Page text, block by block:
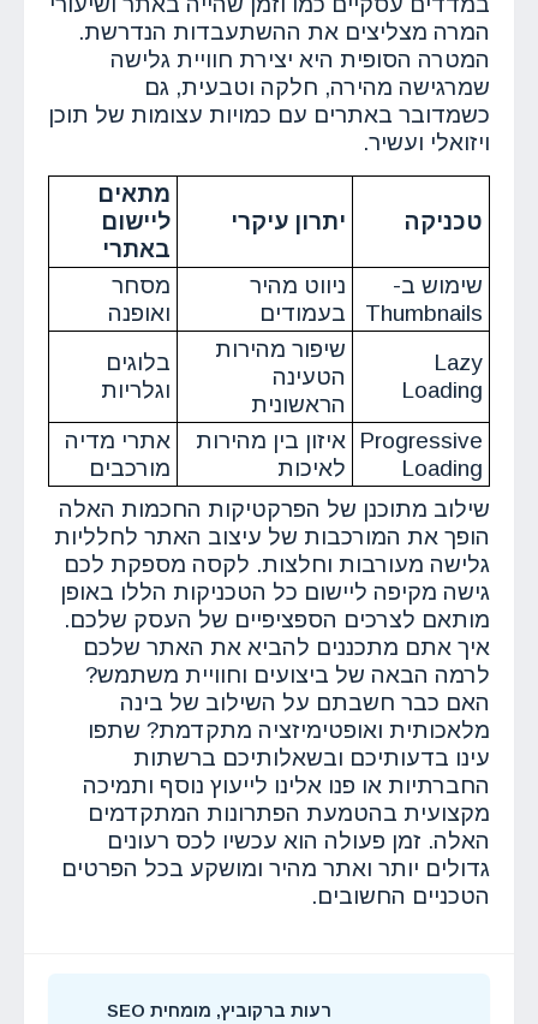
המרה מצליצים את ההשתעבדות הנדרשת.
המטרה הסופית היא יצירת חוויית גלישה
שמרגישה מהירה, חלקה וטבעית, גם
כשמדובר באתרים עם כמויות עצומות של תוכן
ויזואלי ועשיר.
טכניקה יתרון עיקרי
מתאים
ליישום
באתרי
שימוש ב-
Thumbnails
ניווט מהיר
בעמודים
מסחר
ואופנה
Lazy
Loading
שיפור מהירות
הטעינה
הראשונית
בלוגים
וגלריות
Progressive
Loading
איזון בין מהירות
לאיכות
אתרי מדיה
מורכבים
שילוב מתוכנן של הפרקטיקות החכמות האלה
הופך את המורכבות של עיצוב האתר לחלליות
גלישה מעורבות וחלצות. לקסה מספקת לכם
גישה מקיפה ליישום כל הטכניקות הללו באופן
מותאם לצרכים הספציפיים של העסק שלכם.
איך אתם מתכננים להביא את האתר שלכם
לרמה הבאה של ביצועים וחוויית משתמש?
האם כבר חשבתם על השילוב של בינה
מלאכותית ואופטימיזציה מתקדמת? שתפו
עינו בדעותיכם ובשאלותיכם ברשתות
החברתיות או פנו אלינו לייעוץ נוסף ותמיכה
מקצועית בהטמעת הפתרונות המתקדמים
האלה. זמן פעולה הוא עכשיו לכס רעונים
גדולים יותר ואתר מהיר ומושקע בכל הפרטים
הטכניים החשובים.
רעות ברקוביץ, מומחית SEO